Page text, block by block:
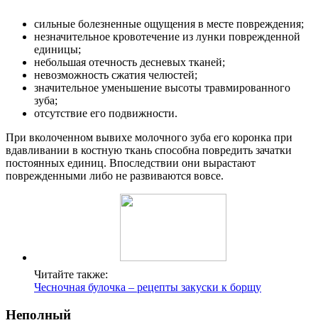
сильные болезненные ощущения в месте повреждения;
незначительное кровотечение из лунки поврежденной
единицы;
небольшая отечность десневых тканей;
невозможность сжатия челюстей;
значительное уменьшение высоты травмированного
зуба;
отсутствие его подвижности.
При вколоченном вывихе молочного зуба его коронка при
вдавливании в костную ткань способна повредить зачатки
постоянных единиц. Впоследствии они вырастают
поврежденными либо не развиваются вовсе.
Читайте также:
Чесночная булочка – рецепты закуски к борщу
Неполный